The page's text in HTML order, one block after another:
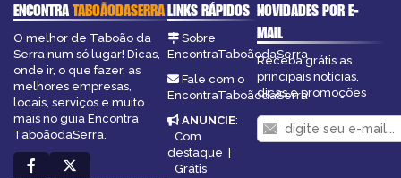
ENCONTRATABOÃODASERRA
O melhor de Taboão da
Serra num só lugar! Dicas,
onde ir, o que fazer, as
melhores empresas,
locais, serviços e muito
mais no guia Encontra
TaboãodaSerra.
LINKS RÁPIDOS
Sobre
EncontraTaboãodaSerra
Fale com o
EncontraTaboãodaSerra
ANUNCIE:
Com
destaque
Grátis
NOVIDADES POR E-
MAIL
Receba grátis as
principais notícias,
dicas e promoções